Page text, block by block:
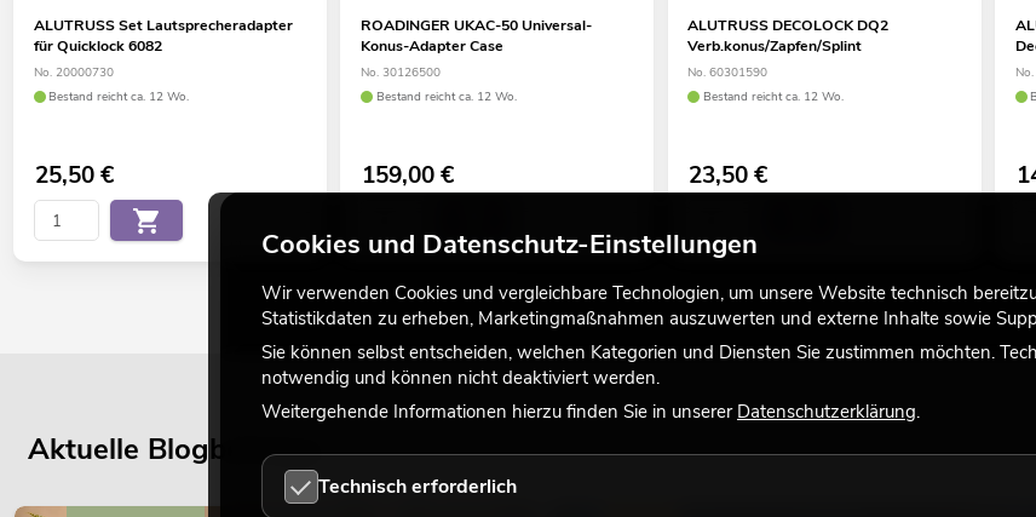
ALUTRUSS Set Lautsprecheradapter
für Quicklock 6082
No. 20000730
Bestand reicht ca. 12 Wo.
25,50€
ROADINGER UKAC-50 Universal-
Konus-Adapter Case
No. 30126500
Bestand reicht ca. 12 Wo.
159,00€
ALUTRUSS DECOLOCK DQ2
Verb.konus/Zapfen/Splint
No. 60301590
Bestand reicht ca. 12 Wo.
23,50€
Aktuelle Blogbeiträge
Cookies und Datenschutz-Einstellungen
Wir verwenden Cookies und vergleichbare Technologien, um unsere Website technisch
Statistikdaten zu erheben, Marketingmaßnahmen auszuwerten und externe Inhalte sowie
Sie können selbst entscheiden, welchen Kategorien und Diensten Sie zustimmen möchten.
notwendig und können nicht deaktiviert werden.
Weitergehende Informationen hierzu finden Sie in unserer Datenschutzerklärung.
Technisch erforderlich